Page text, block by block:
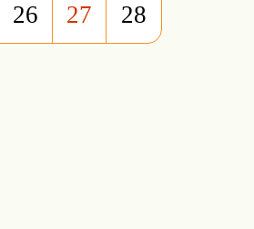
26 27 28